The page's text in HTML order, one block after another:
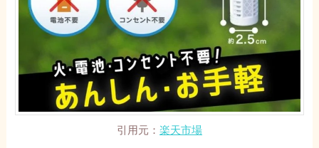
引用元： 楽天市場